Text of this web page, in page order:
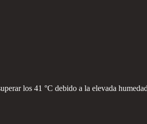
los 41 °C debido a la elevada